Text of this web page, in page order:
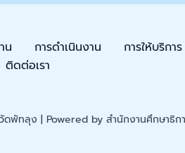
น การดำเนินงาน
การให้บริการ
ติดต่อเรา
พัทลุง | Powered by สำนักงานศึกษาธิก